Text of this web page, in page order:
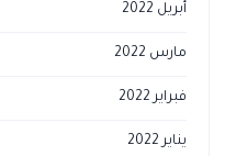
أبريل 2022
مارس 2022
فبراير 2022